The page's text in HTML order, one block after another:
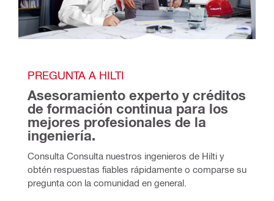
PREGUNTA A HILTI
Asesoramiento experto y créditos
de formación continua para los
mejores profesionales de la
ingeniería.
Consulta Consulta nuestros ingenieros de Hilti y
obtén respuestas fiables rápidamente o comparse su
pregunta con la comunidad en general.